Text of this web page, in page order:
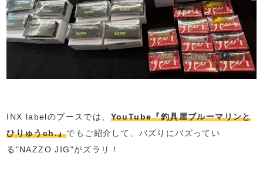
INX labelのブースでは、 YouTube『釣具屋ブルーマリンと
ひりゅうch.』でもご紹介して、バズりにバズってい
る"NAZZO JIG"がズラリ！